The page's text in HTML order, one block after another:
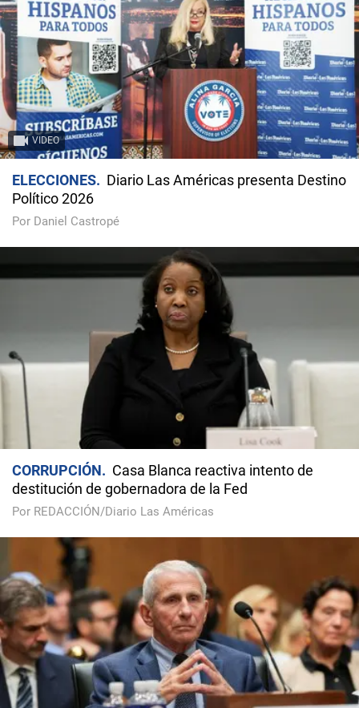
VIDEO
ELECCIONES
Diario Las Américas presenta Destino
Político 2026
Por Daniel Castropé
CORRUPCIÓN
Casa Blanca reactiva intento de
destitución de gobernadora de la Fed
Por REDACCIÓN/Diario Las Américas